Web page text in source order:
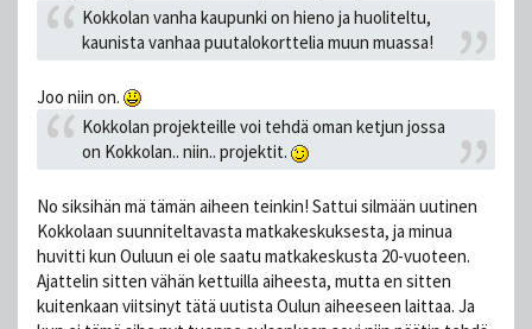
Kokkolan vanha kaupunki on hieno ja huoliteltu,
kaunista vanhaa puutalokorttelia muun muassa!
Joo niin on.
Kokkolan projekteille voi tehdä oman ketjun jossa
on Kokkolan.. niin.. projektit.
No siksihän mä tämän aiheen teinkin! Sattui silmään uutinen
Kokkolaan suunniteltavasta matkakeskuksesta, ja minua
huvitti kun Ouluun ei ole saatu matkakeskusta 20-vuoteen.
Ajattelin sitten vähän kettuilla aiheesta, mutta en sitten
kuitenkaan viitsinyt tätä uutista Oulun aiheeseen laittaa. Ja